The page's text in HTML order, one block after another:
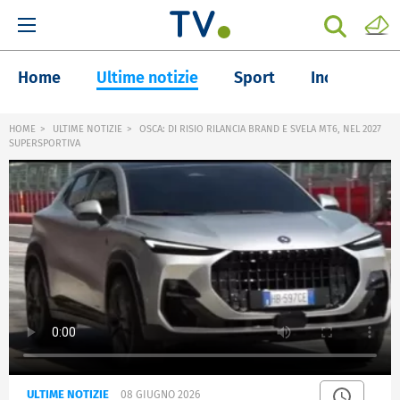
Home Ultime notizie Sport Inchieste
HOME ULTIME NOTIZIE
OSCA: DI RISIO RILANCIA BRAND E SVELA MT6, NEL 2027
SUPERSPORTIVA
ULTIME NOTIZIE 08 GIUGNO 2026